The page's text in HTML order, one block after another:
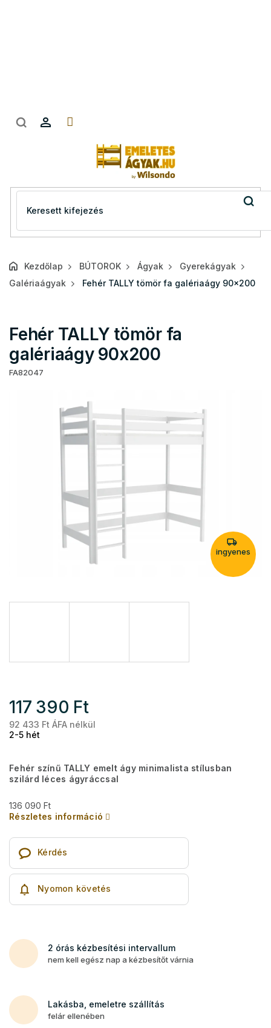
Kezdőlap BÚTOROK Ágyak
Gyerekágyak
Galériaágyak
Fehér TALLY tömör fa galériaágy 90x200
Fehér TALLY tömör fa
galériaágy 90x200
FA82047
ingyenes
117 390 Ft
92 433 Ft ÁFA nélkül
2-5 hét
Fehér színű TALLY emelt ágy minimalista stílusban
szilárd léces ágyráccsal
136 090 Ft
Részletes információ
Kérdés
Nyomon követés
2 órás kézbesítési intervallum
nem kell egész nap a kézbesítőt várnia
Lakásba, emeletre szállítás
felár ellenében